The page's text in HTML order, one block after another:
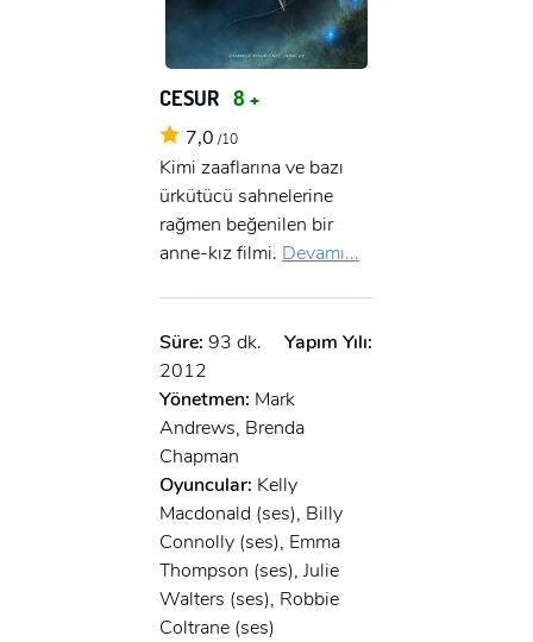
CESUR 8 +
7,0 /10
Kimi zaaflarına ve bazı
ürkütücü sahnelerine
rağmen beğenilen bir
anne-kız filmi. Devamı...
Süre: 93 dk.
Yapım Yılı:
2012
Yönetmen: Mark
Andrews, Brenda
Chapman
Oyuncular: Kelly
Macdonald (ses), Billy
Connolly (ses), Emma
Thompson (ses), Julie
Walters (ses), Robbie
Coltrane (ses)